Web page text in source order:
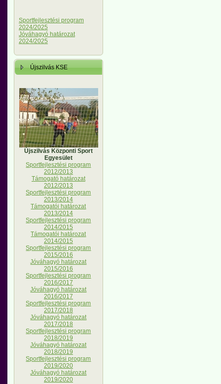
Sportfejlesztési program
2024/2025
Jóváhagyó határozat
2024/2025
Újszilvás KSE
Újszilvás Központi Sport
Egyesület
Sportfejlesztési program
2012/2013
Támogató határozat
2012/2013
Sportfejlesztési program
2013/2014
Támogatói határozat
2013/2014
Sportfejlesztési program
2014/2015
Támogatói határozat
2014/2015
Sportfejlesztési program
2015/2016
Jóváhagyó határozat
2015/2016
Sportfejlesztési program
2016/2017
Jóváhagyó határozat
2016/2017
Sportfejlesztési program
2017/2018
Jóváhagyó határozat
2017/2018
Sportfejlesztési program
2018/2019
Jóváhagyó határozat
2018/2019
Sportfejlesztési program
2019/2020
Jóváhagyó határozat
2019/2020